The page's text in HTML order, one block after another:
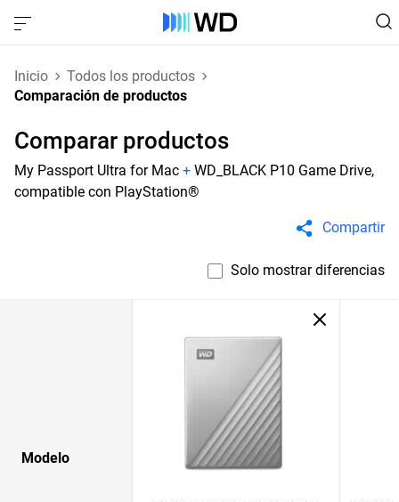
Inicio
Todos los productos
Comparación de productos
Comparar productos
My Passport Ultra for Mac + WD_BLACK P10 Game Drive,
compatible con PlayStation®
Compartir
Solo mostrar diferencias
Modelo